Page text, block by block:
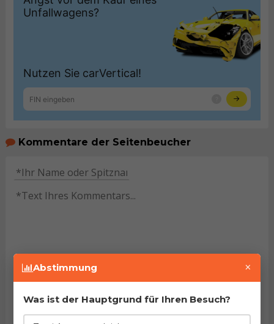
Kommentare der Seitenbeucher
HINWEIS:Pflichtfelder sind mit dem Stern (
gekennzeichnet. Mit dem Versenden des Kommentars
gelesen und akzeptiert zu haben.
Abstimmung ×
Was ist der Hauptgrund für Ihren Besuch?